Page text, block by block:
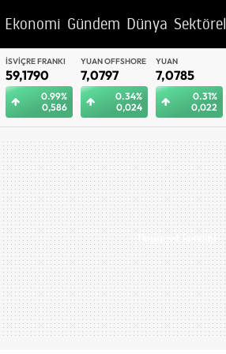
Ekonomi Gündem Dünya Sektörel
YUAN OFFSHORE
7,0797
0.34%
0,024
YUAN
7,0785
0.31%
0,022
RUBLE
0,5833
0.1%
0,001